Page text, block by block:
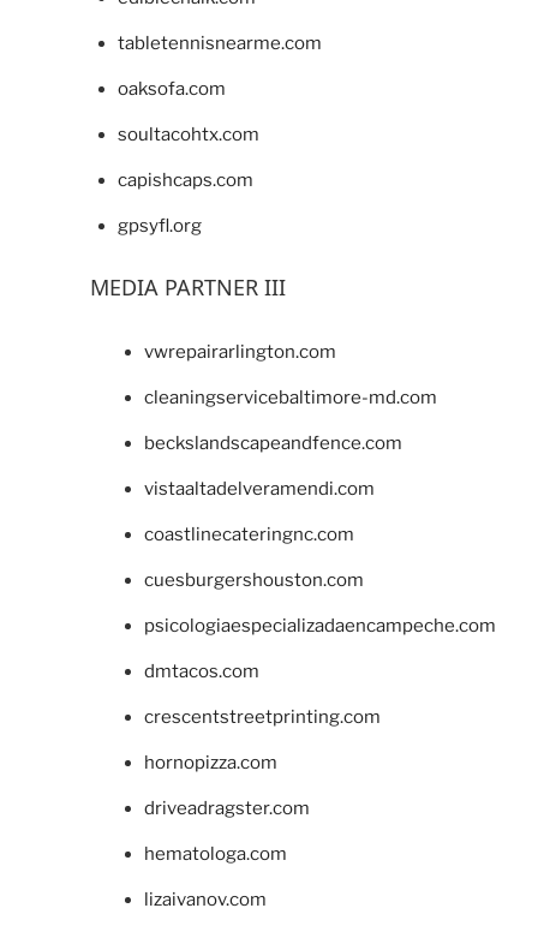
tabletennisnearme.com
oaksofa.com
soultacohtx.com
capishcaps.com
gpsyfl.org
MEDIA PARTNER III
vwrepairarlington.com
cleaningservicebaltimore-md.com
beckslandscapeandfence.com
vistaaltadelveramendi.com
coastlinecateringnc.com
cuesburgershouston.com
psicologiaespecializadaencampeche.com
dmtacos.com
crescentstreetprinting.com
hornopizza.com
driveadragster.com
hematologa.com
lizaivanov.com